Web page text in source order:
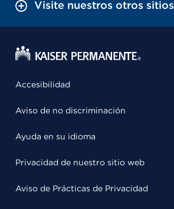
Visite nuestros otros sitios
Accesibilidad
Aviso de no discriminación
Ayuda en su idioma
Privacidad de nuestro sitio web
Aviso de Prácticas de Privacidad